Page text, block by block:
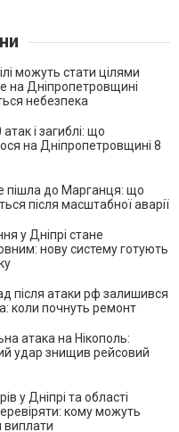
можуть стати цілями
на Дніпропетровщині
небезпека
і загиблі: що
на Дніпропетровщині 8
пішла до Марганця: що
після масштабної аварії
у Дніпрі стане
нову систему готують
після атаки рф залишився
коли почнуть ремонт
атака на Нікополь:
удар знищив рейсовий
у Дніпрі та області
кому можуть
виплати